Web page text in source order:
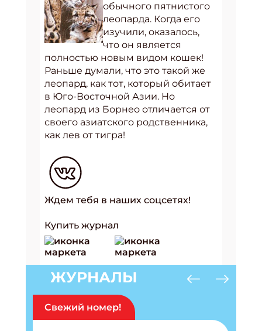
обычного пятнистого
леопарда. Когда его
изучили, оказалось,
что он является
полностью новым видом кошек!
Раньше думали, что это такой же
леопард, как тот, который обитает
в Юго-Восточной Азии. Но
леопард из Борнео отличается от
своего азиатского родственника,
как лев от тигра!
Ждем тебя в наших соцсетях!
Купить журнал
ЖУРНАЛЫ
Свежий номер!